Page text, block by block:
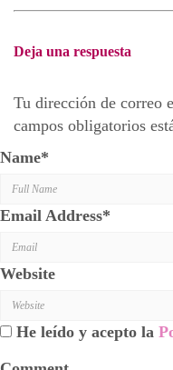
Deja una respuesta
Tu dirección de correo
campos obligatorios
Name*
Email Address*
Website
He leído y acepto la